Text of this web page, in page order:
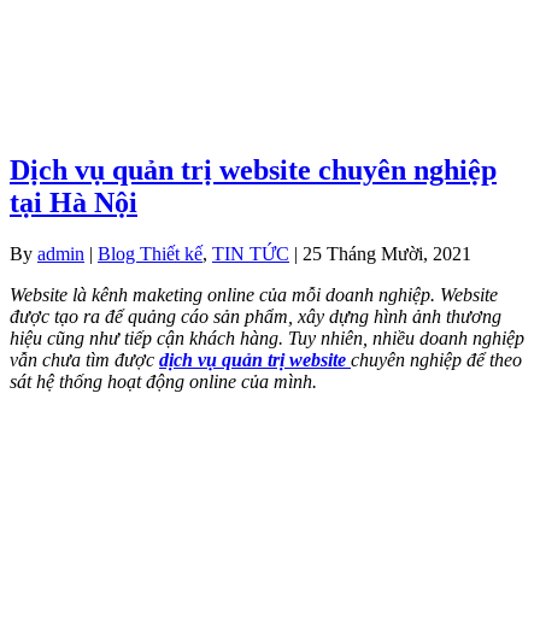
Dịch vụ quản trị website chuyên nghiệp
tại Hà Nội
By admin | Blog Thiết kế, TIN TỨC | 25 Tháng Mười, 2021
Website là kênh maketing online của mỗi doanh nghiệp. Website
được tạo ra để quảng cáo sản phẩm, xây dựng hình ảnh thương
hiệu cũng như tiếp cận khách hàng. Tuy nhiên, nhiều doanh nghiệp
vẫn chưa tìm được dịch vụ quản trị website chuyên nghiệp để theo
sát hệ thống hoạt động online của mình.